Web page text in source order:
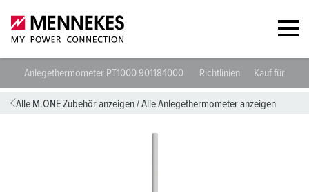
Anlegethermometer PT1000 901184000 Richtlinien Kauf für
Alle M.ONE Zubehör anzeigen/Alle Anlegethermometer anzeigen